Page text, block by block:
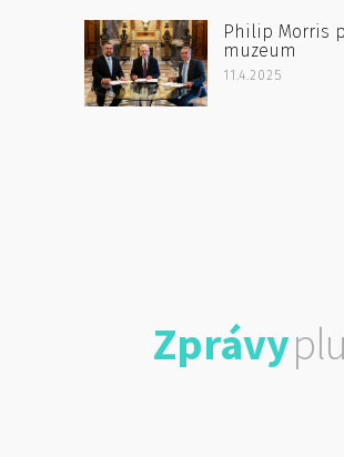
Philip Morris
muzeum
11.4.2025
Zprávy